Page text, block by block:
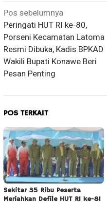
Navigasi
pos
Pos sebelumnya
Peringati HUT RI ke-80,
Porseni Kecamatan Latoma
Resmi Dibuka, Kadis BPKAD
Wakili Bupati Konawe Beri
Pesan Penting
POS TERKAIT
Sekitar 35 Ribu Peserta
Meriahkan Defile HUT RI ke-81